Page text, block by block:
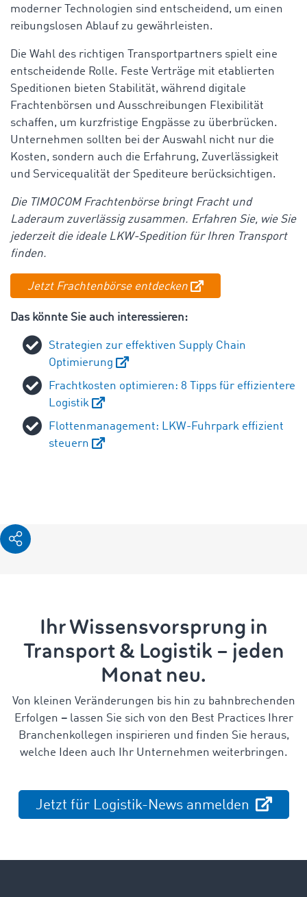
moderner Technologien sind entscheidend, um einen
reibungslosen Ablauf zu gewährleisten.
Die Wahl des richtigen Transportpartners spielt eine
entscheidende Rolle. Feste Verträge mit etablierten
Speditionen bieten Stabilität, während digitale
Frachtenbörsen und Ausschreibungen Flexibilität
schaffen, um kurzfristige Engpässe zu überbrücken.
Unternehmen sollten bei der Auswahl nicht nur die
Kosten, sondern auch die Erfahrung, Zuverlässigkeit
und Servicequalität der Spediteure berücksichtigen.
Die TIMOCOM Frachtenbörse bringt Fracht und
Laderaum zuverlässig zusammen. Erfahren Sie, wie Sie
jederzeit die ideale LKW-Spedition für Ihren Transport
finden.
Jetzt Frachtenbörse entdecken
Das könnte Sie auch interessieren:
Strategien zur effektiven Supply Chain
Optimierung
Frachtkosten optimieren: 8 Tipps für effizientere
Logistik
Flottenmanagement: LKW-Fuhrpark effizient
steuern
Ihr Wissensvorsprung in
Transport & Logistik – jeden
Monat neu.
Von kleinen Veränderungen bis hin zu bahnbrechenden
Erfolgen –lassen Sie sich von den Best Practices Ihrer
Branchenkollegen inspirieren und finden Sie heraus,
welche Ideen auch Ihr Unternehmen weiterbringen.
Jetzt für Logistik-News anmelden